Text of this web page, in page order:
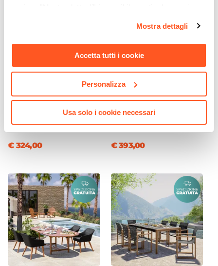
sezione "Mostra dettagli" è possibile gestire le proprie
momento. Per maggiori informazioni si invita a leggere la
nostraCookie Policy.
Mostra dettagli
Accetta tutti i cookie
Personalizza
Usa solo i cookie necessari
palo laterale 4x3 m e telo
antracite - Lipari
€ 324,00
antracite con tetto
scorrevole - Norris
€ 393,00